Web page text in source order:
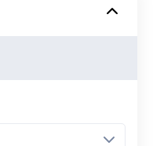
브에서